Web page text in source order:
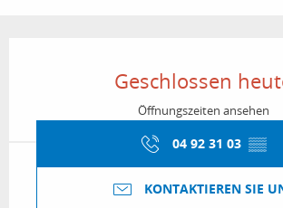
Geschlossen
Öffnungszeiten ansehen
04 92 31 03 ▒▒
KONTAKTIEREN SIE